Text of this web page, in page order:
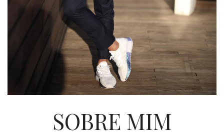
SOBRE MIM